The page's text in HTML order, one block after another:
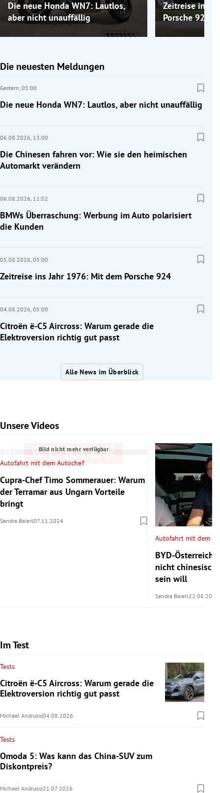
Die neue Honda WN7: Lautlos,
aber nicht unauffällig
Zeitreise ins
Porsche 924
Die neuesten Meldungen
Gestern, 05:00
Die neue Honda WN7: Lautlos, aber nicht unauffällig
06.08.2026, 13:00
Die Chinesen fahren vor: Wie sie den heimischen
Automarkt verändern
06.08.2026, 11:02
BMWs Überraschung: Werbung im Auto polarisiert
die Kunden
05.08.2026, 05:00
Zeitreise ins Jahr 1976: Mit dem Porsche 924
04.08.2026, 05:00
Citroën ë-C5 Aircross: Warum gerade die
Elektroversion richtig gut passt
Alle News im Überblick
Unsere Videos
Slide 1 von 7
Bild nicht mehr verfügbar
Autofahrt mit dem Autochef
Cupra-Chef Timo Sommerauer: Warum
der Terramar aus Ungarn Vorteile
bringt
Sandra Baierl07.11.2024
Autofahrt mit dem
BYD-Österreich-
nicht
sein will
Sandra Baierl22.08.2024
Im Test
Tests
Citroën ë-C5 Aircross: Warum gerade die
Elektroversion richtig gut passt
Michael Andrusio04.08.2026
Tests
Omoda 5: Was kann das China-SUV zum
Diskontpreis?
Michael Andrusio21.07.2026